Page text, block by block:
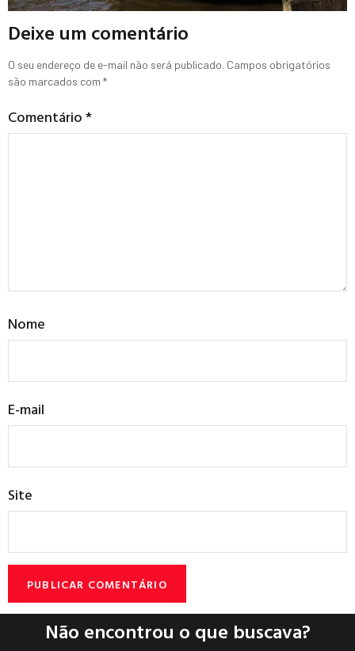
Deixe um comentário
O seu endereço de e-mail não será publicado. Campos obrigatórios
são marcados com *
Comentário*
Nome
E-mail
Site
Não encontrou o que buscava?